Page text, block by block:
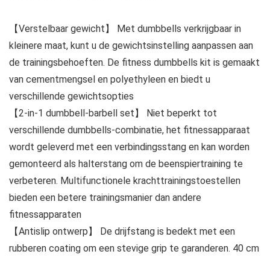
【Verstelbaar gewicht】 Met dumbbells verkrijgbaar in
kleinere maat, kunt u de gewichtsinstelling aanpassen aan
de trainingsbehoeften. De fitness dumbbells kit is gemaakt
van cementmengsel en polyethyleen en biedt u
verschillende gewichtsopties
【2-in-1 dumbbell-barbell set】 Niet beperkt tot
verschillende dumbbells-combinatie, het fitnessapparaat
wordt geleverd met een verbindingsstang en kan worden
gemonteerd als halterstang om de beenspiertraining te
verbeteren. Multifunctionele krachttrainingstoestellen
bieden een betere trainingsmanier dan andere
fitnessapparaten
【Antislip ontwerp】 De drijfstang is bedekt met een
rubberen coating om een ​​stevige grip te garanderen. 40 cm